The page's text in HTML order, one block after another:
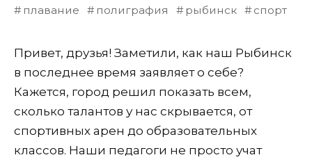
плавание
полиграфия рыбинск спорт
Привет, друзья! Заметили, как наш Рыбинск
в последнее время заявляет о себе?
Кажется, город решил показать всем,
сколько талантов у нас скрывается, от
спортивных арен до образовательных
классов. Наши педагоги не просто учат